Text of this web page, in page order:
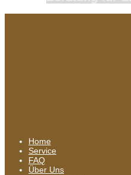
Home
Service
FAQ
Über Uns